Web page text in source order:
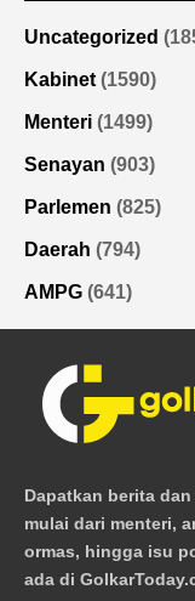
Uncategorized
Kabinet (1590)
Menteri (1499)
Senayan (903)
Parlemen (825)
Daerah (794)
AMPG (641)
Dapatkan berita
mulai dari menteri,
ormas, hingga isu
ada di